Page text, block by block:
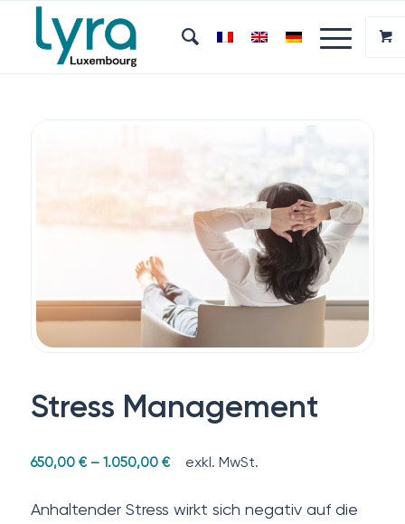
Stress Management
650,00 €– 1.050,00 € exkl. MwSt.
Anhaltender Stress wirkt sich negativ auf die